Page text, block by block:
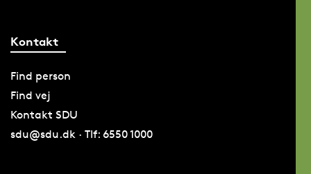
Kontakt
Find person
Find vej
Kontakt SDU
sdu@sdu.dk · Tlf: 6550 1000